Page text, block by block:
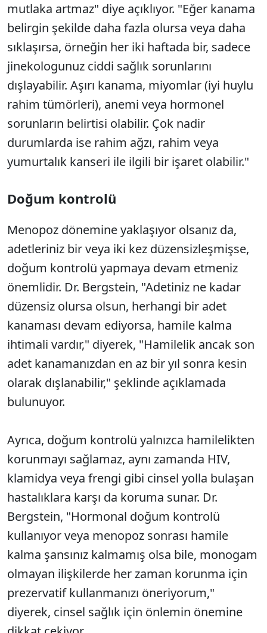
mutlaka artmaz" diye açıklıyor. "Eğer kanama
belirgin şekilde daha fazla olursa veya daha
sıklaşırsa, örneğin her iki haftada bir, sadece
jinekologunuz ciddi sağlık sorunlarını
dışlayabilir. Aşırı kanama, miyomlar (iyi huylu
rahim tümörleri), anemi veya hormonel
sorunların belirtisi olabilir. Çok nadir
durumlarda ise rahim ağzı, rahim veya
yumurtalık kanseri ile ilgili bir işaret olabilir."
Doğum kontrolü
Menopoz dönemine yaklaşıyor olsanız da,
adetleriniz bir veya iki kez düzensizleşmişse,
doğum kontrolü yapmaya devam etmeniz
önemlidir. Dr. Bergstein, "Adetiniz ne kadar
düzensiz olursa olsun, herhangi bir adet
kanaması devam ediyorsa, hamile kalma
ihtimali vardır," diyerek, "Hamilelik ancak son
adet kanamanızdan en az bir yıl sonra kesin
olarak dışlanabilir," şeklinde açıklamada
bulunuyor.
Ayrıca, doğum kontrolü yalnızca hamilelikten
korunmayı sağlamaz, aynı zamanda HIV,
klamidya veya frengi gibi cinsel yolla bulaşan
hastalıklara karşı da koruma sunar. Dr.
Bergstein, "Hormonal doğum kontrolü
kullanıyor veya menopoz sonrası hamile
kalma şansınız kalmamış olsa bile, monogam
olmayan ilişkilerde her zaman korunma için
prezervatif kullanmanızı öneriyorum,"
diyerek, cinsel sağlık için önlemin önemine